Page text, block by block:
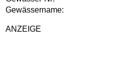
Gewässername:
ANZEIGE